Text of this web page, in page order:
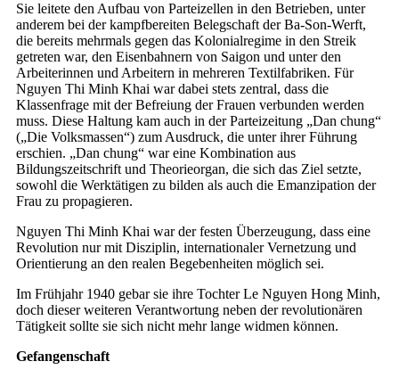
Sie leitete den Aufbau von Parteizellen in den Betrieben, unter
anderem bei der kampfbereiten Belegschaft der Ba-Son-Werft,
die bereits mehrmals gegen das Kolonialregime in den Streik
getreten war, den Eisenbahnern von Saigon und unter den
Arbeiterinnen und Arbeitern in mehreren Textilfabriken. Für
Nguyen Thi Minh Khai war dabei stets zentral, dass die
Klassenfrage mit der Befreiung der Frauen verbunden werden
muss. Diese Haltung kam auch in der Parteizeitung „Dan chung“
(„Die Volksmassen“) zum Ausdruck, die unter ihrer Führung
erschien. „Dan chung“ war eine Kombination aus
Bildungszeitschrift und Theorieorgan, die sich das Ziel setzte,
sowohl die Werktätigen zu bilden als auch die Emanzipation der
Frau zu propagieren.
Nguyen Thi Minh Khai war der festen Überzeugung, dass eine
Revolution nur mit Disziplin, internationaler Vernetzung und
Orientierung an den realen Begebenheiten möglich sei.
Im Frühjahr 1940 gebar sie ihre Tochter Le Nguyen Hong Minh,
doch dieser weiteren Verantwortung neben der revolutionären
Tätigkeit sollte sie sich nicht mehr lange widmen können.
Gefangenschaft